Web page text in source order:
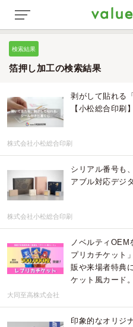
検索結果
箔押し加工の検索結果
剥がして貼れる
【小松総合印刷】
株式会社小松総合印刷
シリアル番号も
アブル対応デジ
株式会社小松総合印刷
ノベルティOEM
プリカチケット
販や来場者特典
ケット風カード。
大同至高株式会社
印象的なオリジ